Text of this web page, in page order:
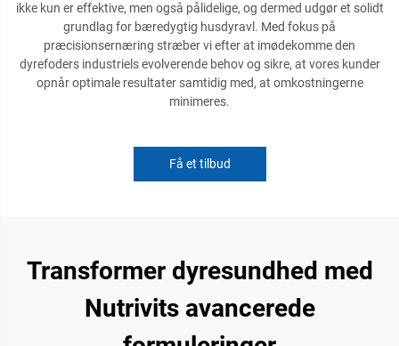
ikke kun er effektive, men også pålidelige, og dermed udgør et solidt
grundlag for bæredygtig husdyravl. Med fokus på
præcisionsernæring stræber vi efter at imødekomme den
dyrefoders industriels evolverende behov og sikre, at vores kunder
opnår optimale resultater samtidig med, at omkostningerne
minimeres.
Få et tilbud
Transformer dyresundhed med
Nutrivits avancerede